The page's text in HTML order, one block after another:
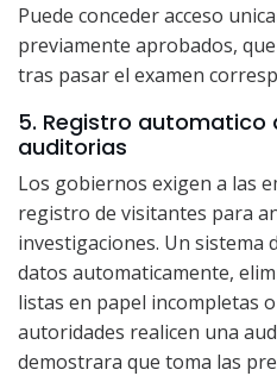
Puede conceder acceso
previamente aprobados,
tras pasar el examen
5. Registro automatico
auditorias
Los gobiernos exigen a las
registro de visitantes para
investigaciones. Un sistema
datos automaticamente,
listas en papel incompletas
autoridades realicen una
demostrara que toma las